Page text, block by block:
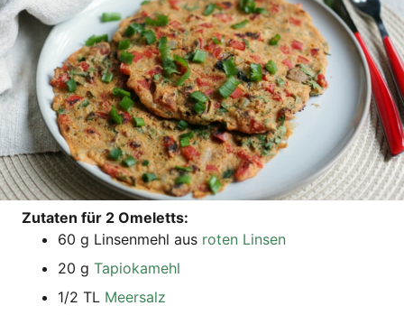
Zuta­ten für 2 Omeletts:
60 g Lin­sen­mehl aus roten Lin­sen
20 g Tapio­ka­mehl
1/2 TL Meer­salz